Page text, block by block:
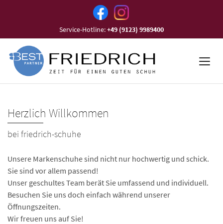
Service-Hotline:+49 (9123) 9989400
Herzlich Willkommen
bei friedrich-schuhe
Unsere Markenschuhe sind nicht nur hochwertig und schick.
Sie sind vor allem passend!
Unser geschultes Team berät Sie umfassend und individuell.
Besuchen Sie uns doch einfach während unserer
Öffnungszeiten.
Wir freuen uns auf Sie!